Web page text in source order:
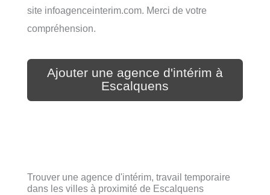
site infoagenceinterim.com. Merci de votre
compréhension.
Ajouter une agence d'intérim à
Escalquens
Trouver une agence d'intérim, travail temporaire
dans les villes à proximité de Escalquens